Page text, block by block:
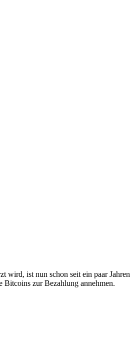
wird, ist nun schon seit ein paar Jahren
Bitcoins zur Bezahlung annehmen.